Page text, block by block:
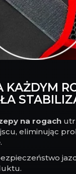
KAŻDYM
na rogach
eliminując